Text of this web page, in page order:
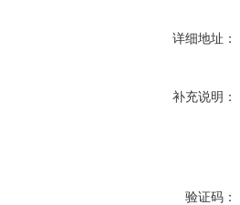
详细地址：
补充说明：
验证码：